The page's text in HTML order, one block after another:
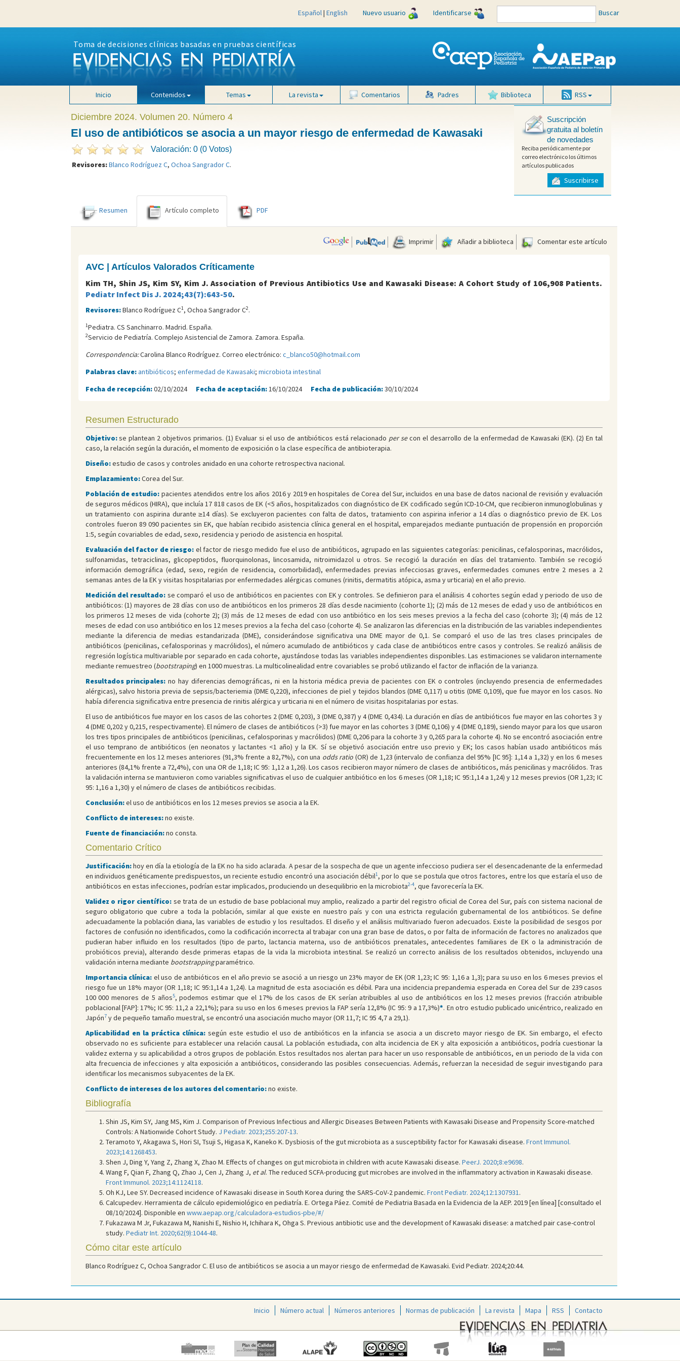
Español| English Nuevo usuario Identificarse Buscar
Toma de decisiones clínicas basadas en pruebas científicas
Inicio Contenidos Temas La revista Comentarios Padres Biblioteca RSS
Diciembre 2024. Volumen 20. Número 4
El uso de antibióticos se asocia a un mayor riesgo de enfermedad de Kawasaki
Valoración: 0 (0 Votos)
Revisores:Blanco Rodríguez C, Ochoa Sangrador C.
Suscripción
gratuita al boletín
de novedades
Reciba periódicamente por
correo electrónico los últimos
artículos publicados
Suscribirse
Resumen Artículo completo PDF
Imprimir Añadir a biblioteca Comentar este artículo
AVC | Artículos Valorados Críticamente
Kim TH, Shin JS, Kim SY, Kim J. Association of Previous Antibiotics Use and Kawasaki Disease: A Cohort Study of 106,908 Patients.
Pediatr Infect Dis J. 2024;43(7):643-50.
Revisores:Blanco Rodríguez C1, Ochoa Sangrador C2.
1Pediatra. CS Sanchinarro. Madrid. España.
2Servicio de Pediatría. Complejo Asistencial de Zamora. Zamora. España.
Correspondencia:Carolina Blanco Rodríguez. Correo electrónico: c_blanco50@hotmail.com
Palabras clave:antibióticos; enfermedad de Kawasaki; microbiota intestinal
Fecha de recepción:02/10/2024 Fecha de aceptación:16/10/2024 Fecha de publicación:30/10/2024
Resumen Estructurado
Objetivo:se plantean 2 objetivos primarios. (1) Evaluar si el uso de antibióticos está relacionado per secon el desarrollo de la enfermedad de Kawasaki (EK). (2) En tal
caso, la relación según la duración, el momento de exposición o la clase específica de antibioterapia.
Diseño:estudio de casos y controles anidado en una cohorte retrospectiva nacional.
Emplazamiento:Corea del Sur.
Población de estudio: pacientes atendidos entre los años 2016 y 2019 en hospitales de Corea del Sur, incluidos en una base de datos nacional de revisión y evaluación
de seguros médicos (HIRA), que incluía 17͏͏ 818 casos de EK (<5 años, hospitalizados con diagnóstico de EK codificado según ICD-10-CM, que recibieron inmunoglobulinas y
un tratamiento con aspirina durante ≥14 días). Se excluyeron pacientes con falta de datos, tratamiento con aspirina inferior a 14 días o diagnóstico previo de EK. Los
controles fueron 89 090 pacientes sin EK, que habían recibido asistencia clínica general en el hospital, emparejados mediante puntuación de propensión en proporción
1:5, según covariables de edad, sexo, residencia y periodo de asistencia en hospital.
Evaluación del factor de riesgo: el factor de riesgo medido fue el uso de antibióticos, agrupado en las siguientes categorías: penicilinas, cefalosporinas, macrólidos,
sulfonamidas, tetraciclinas, glicopeptidos, fluorquinolonas, lincosamida, nitroimidazol u otros. Se recogió la duración en días del tratamiento. También se recogió
información demográfica (edad, sexo, región de residencia, comorbilidad), enfermedades previas infecciosas graves, enfermedades comunes entre 2 meses a 2
semanas antes de la EK y visitas hospitalarias por enfermedades alérgicas comunes (rinitis, dermatitis atópica, asma y urticaria) en el año previo.
Medición del resultado:se comparó el uso de antibióticos en pacientes con EK y controles. Se definieron para el análisis 4 cohortes según edad y periodo de uso de
antibióticos: (1) mayores de 28 días con uso de antibióticos en los primeros 28 días desde nacimiento (cohorte 1); (2) más de 12 meses de edad y uso de antibióticos en
los primeros 12 meses de vida (cohorte 2); (3) más de 12 meses de edad con uso antibiótico en los seis meses previos a la fecha del caso (cohorte 3); (4) más de 12
meses de edad con uso antibiótico en los 12 meses previos a la fecha del caso (cohorte 4). Se analizaron las diferencias en la distribución de las variables independientes
mediante la diferencia de medias estandarizada (DME), considerándose significativa una DME mayor de 0,1. Se comparó el uso de las tres clases principales de
antibióticos (penicilinas, cefalosporinas y macrólidos), el número acumulado de antibióticos y cada clase de antibióticos entre casos y controles. Se realizó análisis de
regresión logística multivariable por separado en cada cohorte, ajustándose todas las variables independientes disponibles. Las estimaciones se validaron internamente
mediante remuestreo (bootstraping) en 1000 muestras. La multicolinealidad entre covariables se probó utilizando el factor de inflación de la varianza.
Resultados principales: no hay diferencias demográficas, ni en la historia médica previa de pacientes con EK o controles (incluyendo presencia de enfermedades
alérgicas), salvo historia previa de sepsis/bacteriemia (DME 0,220), infecciones de piel y tejidos blandos (DME 0,117) u otitis (DME 0,109), que fue mayor en los casos. No
había diferencia significativa entre presencia de rinitis alérgica y urticaria ni en el número de visitas hospitalarias por estas.
El uso de antibióticos fue mayor en los casos de las cohortes 2 (DME 0,203), 3 (DME 0,387) y 4 (DME 0,434). La duración en días de antibióticos fue mayor en las cohortes 3 y
4 (DME 0,202 y 0,215, respectivamente). El número de clases de antibióticos (>3) fue mayor en las cohortes 3 (DME 0,106) y 4 (DME 0,189), siendo mayor para los que usaron
los tres tipos principales de antibióticos (penicilinas, cefalosporinas y macrólidos) (DME 0,206 para la cohorte 3 y 0,265 para la cohorte 4). No se encontró asociación entre
el uso temprano de antibióticos (en neonatos y lactantes <1 año) y la EK. Sí se objetivó asociación entre uso previo y EK; los casos habían usado antibióticos más
frecuentemente en los 12 meses anteriores (91,3% frente a 82,7%), con una odds ratio (OR) de 1,23 (intervalo de confianza del 95% [IC 95]: 1,14 a 1,32) y en los 6 meses
anteriores (84,1% frente a 72,4%), con una OR de 1,18; IC 95: 1,12 a 1,26). Los casos recibieron mayor número de clases de antibióticos, más penicilinas y macrólidos. Tras
la validación interna se mantuvieron como variables significativas el uso de cualquier antibiótico en los 6 meses (OR 1,18; IC 95:1,14 a 1,24) y 12 meses previos (OR 1,23; IC
95: 1,16 a 1,30) y el número de clases de antibióticos recibidas.
Conclusión:el uso de antibióticos en los 12 meses previos se asocia a la EK.
Conflicto de intereses:no existe.
Fuente de financiación:no consta.
Comentario Crítico
Justificación:hoy en día la etiología de la EK no ha sido aclarada. A pesar de la sospecha de que un agente infeccioso pudiera ser el desencadenante de la enfermedad
en individuos genéticamente predispuestos, un reciente estudio encontró una asociación débil1, por lo que se postula que otros factores, entre los que estaría el uso de
antibióticos en estas infecciones, podrían estar implicados, produciendo un desequilibrio en la microbiota2-4, que favorecería la EK.
Validez o rigor científico:se trata de un estudio de base poblacional muy amplio, realizado a partir del registro oficial de Corea del Sur, país con sistema nacional de
seguro obligatorio que cubre a toda la población, similar al que existe en nuestro país y con una estricta regulación gubernamental de los antibióticos. Se define
adecuadamente la población diana, las variables de estudio y los resultados. El diseño y el análisis multivariado fueron adecuados. Existe la posibilidad de sesgos por
factores de confusión no identificados, como la codificación incorrecta al trabajar con una gran base de datos, o por falta de información de factores no analizados que
pudieran haber influido en los resultados (tipo de parto, lactancia materna, uso de antibióticos prenatales, antecedentes familiares de EK o la administración de
probióticos previa), alterando desde primeras etapas de la vida la microbiota intestinal. Se realizó un correcto análisis de los resultados obtenidos, incluyendo una
validación interna mediante bootstrappingparamétrico.
Importancia clínica: el uso de antibióticos en el año previo se asoció a un riesgo un 23% mayor de EK (OR 1,23; IC 95: 1,16 a 1,3); para su uso en los 6 meses previos el
riesgo fue un 18% mayor (OR 1,18; IC 95:1,14 a 1,24). La magnitud de esta asociación es débil. Para una incidencia prepandemia esperada en Corea del Sur de 239 casos
100 000 menores de 5 años5, podemos estimar que el 17% de los casos de EK serían atribuibles al uso de antibióticos en los 12 meses previos (fracción atribuible
poblacional [FAP]: 17%; IC 95: 11,2 a 22,1%); para su uso en los 6 meses previos la FAP sería 12,8% (IC 95: 9 a 17,3%)*. En otro estudio publicado unicéntrico, realizado en
Japón7y de pequeño tamaño muestral, se encontró una asociación mucho mayor (OR 11,7; IC 95 4,7 a 29,1).
Aplicabilidad en la práctica clínica:según este estudio el uso de antibióticos en la infancia se asocia a un discreto mayor riesgo de EK. Sin embargo, el efecto
observado no es suficiente para establecer una relación causal. La población estudiada, con alta incidencia de EK y alta exposición a antibióticos, podría cuestionar la
validez externa y su aplicabilidad a otros grupos de población. Estos resultados nos alertan para hacer un uso responsable de antibióticos, en un periodo de la vida con
alta frecuencia de infecciones y alta exposición a antibióticos, considerando las posibles consecuencias. Además, refuerzan la necesidad de seguir investigando para
identificar los mecanismos subyacentes de la EK.
Conflicto de intereses de los autores del comentario:no existe.
Bibliografía
Shin JS, Kim SY, Jang MS, Kim J. Comparison of Previous Infectious and Allergic Diseases Between Patients with Kawasaki Disease and Propensity Score-matched
Controls: A Nationwide Cohort Study. J Pediatr. 2023;255:207-13.
Teramoto Y, Akagawa S, Hori SI, Tsuji S, Higasa K, Kaneko K. Dysbiosis of the gut microbiota as a susceptibility factor for Kawasaki disease. Front Immunol.
2023;14:1268453.
Shen J, Ding Y, Yang Z, Zhang X, Zhao M. Effects of changes on gut microbiota in children with acute Kawasaki disease. PeerJ. 2020;8:e9698.
Wang F, Qian F, Zhang Q, Zhao J, Cen J, Zhang J, et al. The reduced SCFA-producing gut microbes are involved in the inflammatory activation in Kawasaki disease.
Front Immunol. 2023;14:1124118.
Oh KJ, Lee SY. Decreased incidence of Kawasaki disease in South Korea during the SARS-CoV-2 pandemic. Front Pediatr. 2024;12:1307931.
Calcupedev. Herramienta de cálculo epidemiológico en pediatría. E. Ortega Páez. Comité de Pediatria Basada en la Evidencia de la AEP. 2019 [en línea] [consultado el
08/10/2024]. Disponible en www.aepap.org/calculadora-estudios-pbe/#/
Fukazawa M Jr, Fukazawa M, Nanishi E, Nishio H, Ichihara K, Ohga S. Previous antibiotic use and the development of Kawasaki disease: a matched pair case-control
study. Pediatr Int. 2020;62(9):1044-48.
Cómo citar este artículo
Blanco Rodríguez C, Ochoa Sangrador C. El uso de antibióticos se asocia a un mayor riesgo de enfermedad de Kawasaki. Evid Pediatr. 2024;20:44.
Inicio Número actual Números anteriores Normas de publicación La revista Mapa RSS Contacto